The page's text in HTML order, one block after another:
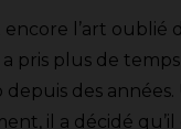
l’art oublié
pris plus de
des
il a décidé